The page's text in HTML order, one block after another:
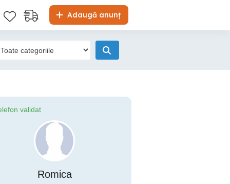
Adaugă anunț
validat
Romica